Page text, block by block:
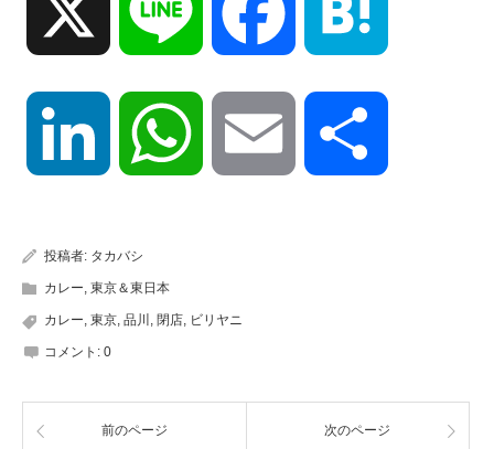
Line Facebook
LinkedIn WhatsApp Email
投稿者: タカバシ
カレー, 東京＆東日本
カレー, 東京, 品川 , 閉店, ビリヤニ
コメント: 0
前のページ 次のページ